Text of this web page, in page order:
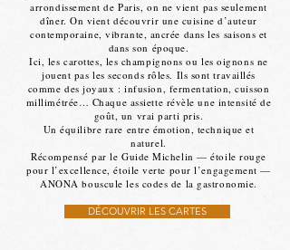
arrondissement de Paris, on ne vient pas seulement
dîner. On vient découvrir une cuisine d’auteur
contemporaine, vibrante, ancrée dans les saisons et
dans son époque.
Ici, les carottes, les champignons ou les oignons ne
jouent pas les seconds rôles. Ils sont travaillés
comme des joyaux : infusion, fermentation, cuisson
millimétrée… Chaque assiette révèle une intensité de
goût, un vrai parti pris.
Un équilibre rare entre émotion, technique et
naturel.
Récompensé par le Guide Michelin — étoile rouge
pour l’excellence, étoile verte pour l’engagement —
ANONA bouscule les codes de la gastronomie.
DÉCOUVRIR LES CARTES